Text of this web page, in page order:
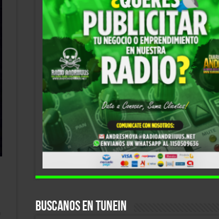
Buscanos En Tunein